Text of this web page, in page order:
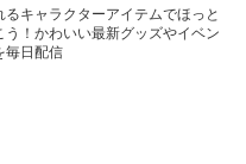
るキャラクターアイテムでほっと
う！かわいい最新グッズやイベン
毎日配信